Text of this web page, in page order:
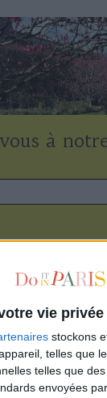
vie
stockons
telles que
telles que
envoyées
à